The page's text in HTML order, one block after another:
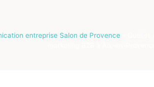
entreprise Salon de Provence»